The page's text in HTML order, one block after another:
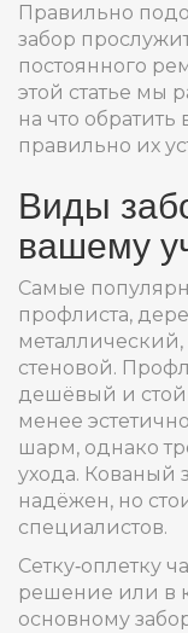
Правильно
забор
постоянного
этой статье мы
на что
правильно их
Виды
вашему
Самые
профлиста,
стеновой.
дешёвый и
менее
шарм, однако
ухода. Кованый
надёжен, но
специалистов.
Сетку‑оплетку
решение или в
основному